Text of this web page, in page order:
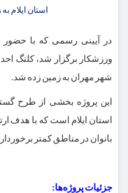
در آیینی رسمی که با حضور
ورزشکار برگزار شد، کلنگ
شهر مهران به زمین زده شد.
این پروژه بخشی از طرح
استان ایلام است که با هدف
بانوان در مناطق کمتر
جزئیات پروژه‌ها: